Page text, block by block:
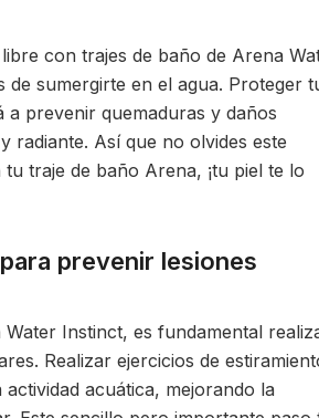
con trajes de baño de Arena
sumergirte en el agua. Proteger
prevenir quemaduras y daños
radiante. Así que no olvides este
traje de baño Arena, ¡tu piel te lo
prevenir lesiones
Instinct, es fundamental
Realizar ejercicios de
acuática, mejorando la